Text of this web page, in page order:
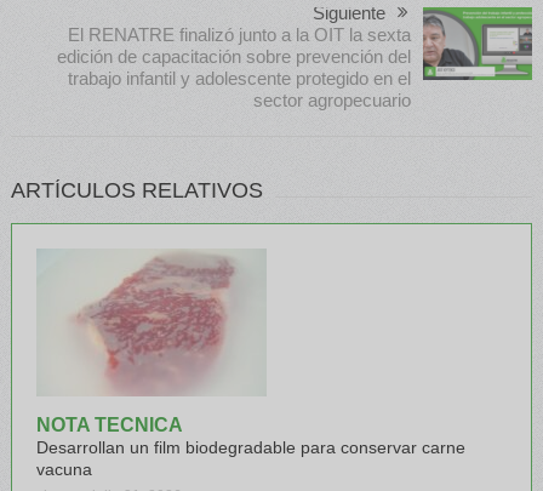
Siguiente
El RENATRE finalizó junto a la OIT la sexta
edición de capacitación sobre prevención del
trabajo infantil y adolescente protegido en el
sector agropecuario
ARTÍCULOS RELATIVOS
NOTA TECNICA
Desarrollan un film biodegradable para conservar carne
vacuna